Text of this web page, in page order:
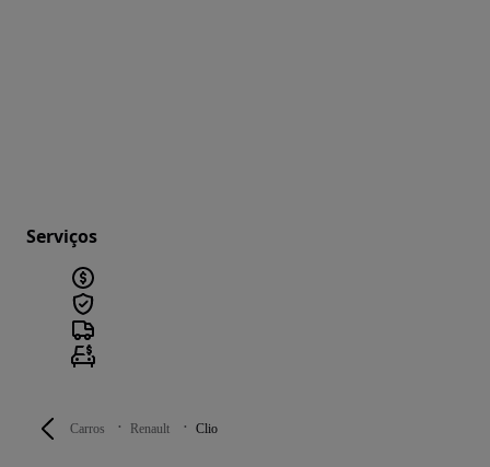
Carros Renault Clio
Serviços